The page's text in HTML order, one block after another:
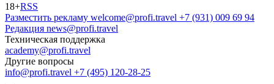
18+RSS
Разместить рекламу welcome@profi.travel +7 (931) 009 69 94
Редакция news@profi.travel
Техническая поддержка
academy@profi.travel
Другие вопросы
info@profi.travel +7 (495) 120-28-25